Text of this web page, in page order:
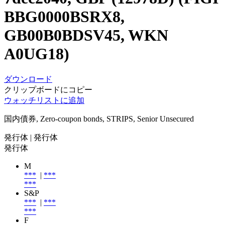
BBG0000BSRX8,
GB00B0BDSV45, WKN
A0UG18)
ダウンロード
クリップボードにコピー
ウォッチリストに追加
国内債券, Zero-coupon bonds, STRIPS, Senior Unsecured
発行体 | 発行体
発行体
M
*** | ***
***
S&P
*** | ***
***
F